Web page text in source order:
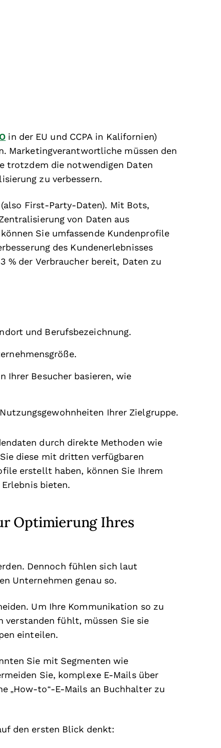
in der EU und CCPA in Kalifornien)
Marketingverantwortliche müssen den
trotzdem die notwendigen Daten
zu verbessern.
First-Party-Daten). Mit Bots,
von Daten aus
Sie umfassende Kundenprofile
des Kundenerlebnisses
% der Verbraucher bereit, Daten zu
und Berufsbezeichnung.
Ihrer Besucher basieren, wie
Ihrer Zielgruppe.
durch direkte Methoden wie
diese mit dritten verfügbaren
erstellt haben, können Sie Ihrem
bieten.
Optimierung Ihres
Dennoch fühlen sich laut
Unternehmen genau so.
Um Ihre Kommunikation so zu
verstanden fühlt, müssen Sie sie
einteilen.
Sie mit Segmenten wie
Sie, komplexe E-Mails über
„How-to“-E-Mails an Buchhalter zu
den ersten Blick denkt: